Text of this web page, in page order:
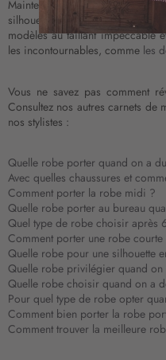
Maintenant que vous savez
silhouette, faites-vous plaisir
modèles au taillant impeccable
les incontournables, comme les
Vous ne savez pas comment
Consultez nos autres carnets
nos stylistes :
Quelle robe porter quand on a
Avec quelles chaussures et
Comment porter la robe midi ?
Quelle robe porter au bureau
Quel type de robe choisir après
Comment porter une robe
Quelle robe pour une silhouette
Quelle robe privilégier quand on
Quelle robe choisir quand on a
Pour quel type de robe opter
Comment bien porter la robe
Comment trouver la meilleure
o
e
e
t
r
e
d
’
n
f
o
r
m